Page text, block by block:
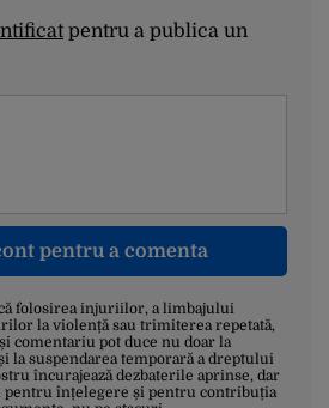
pentru a publica un
pentru a comenta
folosirea injuriilor, a limbajului
la violență sau trimiterea repetată,
comentariu pot duce nu doar la
la suspendarea temporară a dreptului
încurajează dezbaterile aprinse, dar
înțelegere și pentru contribuția